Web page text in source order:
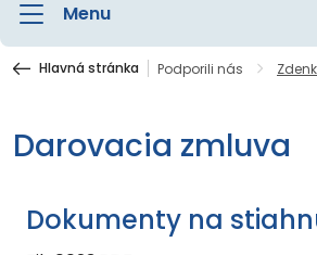
Menu
Hlavná stránka Podporili nás
Darovacia zmluva
Dokumenty na